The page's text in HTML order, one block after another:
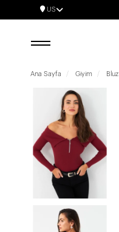
US
Ana Sayfa Giyim Bluz